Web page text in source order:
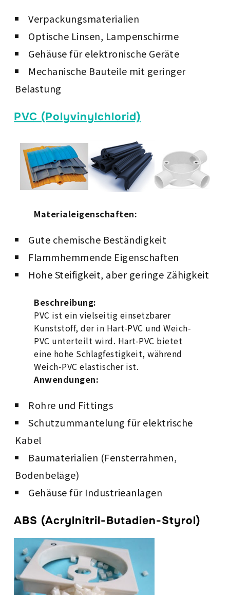
Verpackungsmaterialien
Optische Linsen, Lampenschirme
Gehäuse für elektronische Geräte
Mechanische Bauteile mit geringer
Belastung
PVC (Polyvinylchlorid)
Materialeigenschaften:
Gute chemische Beständigkeit
Flammhemmende Eigenschaften
Hohe Steifigkeit, aber geringe Zähigkeit
Beschreibung:
PVC ist ein vielseitig einsetzbarer
Kunststoff, der in Hart-PVC und Weich-
PVC unterteilt wird. Hart-PVC bietet
eine hohe Schlagfestigkeit, während
Weich-PVC elastischer ist.
Anwendungen:
Rohre und Fittings
Schutzummantelung für elektrische
Kabel
Baumaterialien (Fensterrahmen,
Bodenbeläge)
Gehäuse für Industrieanlagen
ABS (Acrylnitril-Butadien-Styrol)